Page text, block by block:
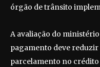
órgão de trânsito
A avaliação do
pagamento deve
parcelamento no